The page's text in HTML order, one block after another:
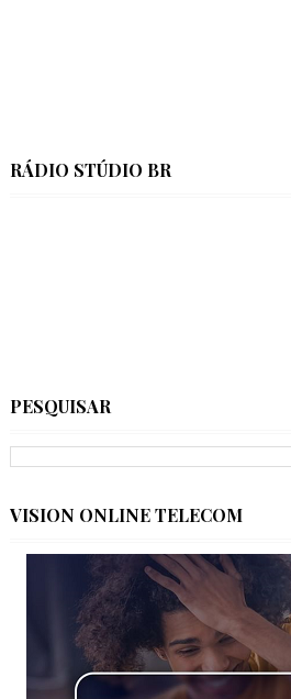
RÁDIO STÚDIO BR
PESQUISAR
VISION ONLINE TELECOM